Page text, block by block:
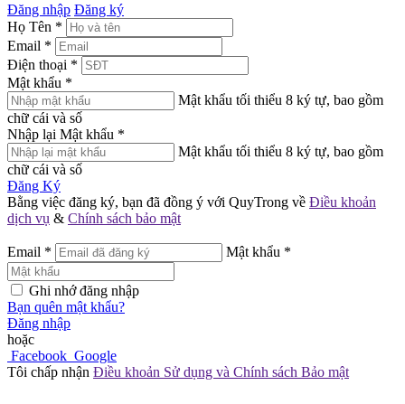
Đăng nhập Đăng ký
Họ Tên *
Email *
Điện thoại *
Mật khẩu *
Mật khẩu tối thiểu 8 ký tự, bao gồm
chữ cái và số
Nhập lại Mật khẩu *
Mật khẩu tối thiểu 8 ký tự, bao gồm
chữ cái và số
Đăng Ký
Bằng việc đăng ký, bạn đã đồng ý với QuyTrong về Điều khoản
dịch vụ & Chính sách bảo mật
Email * Mật khẩu *
Ghi nhớ đăng nhập
Bạn quên mật khẩu?
Đăng nhập
hoặc
Facebook Google
Tôi chấp nhận Điều khoản Sử dụng và Chính sách Bảo mật